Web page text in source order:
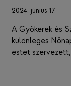
2024. június 17.
A Gyökerek és
különleges
estet